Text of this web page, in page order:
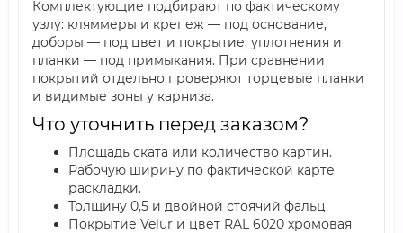
Комплектующие подбирают по фактическому
узлу: кляммеры и крепеж — под основание,
доборы — под цвет и покрытие, уплотнения и
планки — под примыкания. При сравнении
покрытий отдельно проверяют торцевые планки
и видимые зоны у карниза.
Что уточнить перед заказом?
Площадь ската или количество картин.
Рабочую ширину по фактической карте
раскладки.
Толщину 0,5 и двойной стоячий фальц.
Покрытие Velur и цвет RAL 6020 хромовая